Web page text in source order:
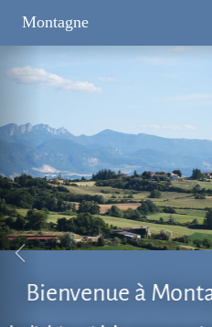
Montagne
Aire de jeux au